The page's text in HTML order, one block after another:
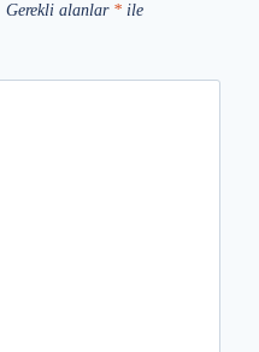
Gerekli alanlar * ile